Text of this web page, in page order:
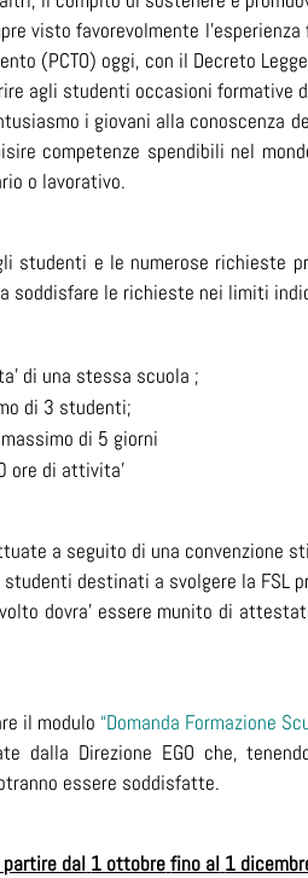
visto favorevolmente
(PCTO) oggi, con il Decreto
agli studenti occasioni
i giovani alla
competenze spendibili nel
o lavorativo.
studenti e le numerose richieste
soddisfare le richieste nei limiti
di una stessa scuola ;
di 3 studenti;
di 5 giorni
ore di attivita’
a seguito di una convenzione
destinati a svolgere la
dovra’ essere munito di
il modulo “Domanda Formazione
dalla Direzione EGO che,
essere soddisfatte.
partire dal 1 ottobre fino al 1